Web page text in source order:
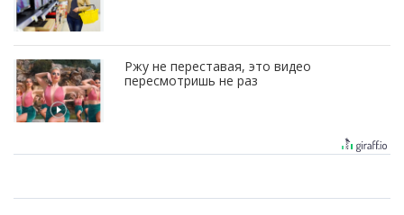
Ржу не переставая, это видео
пересмотришь не раз